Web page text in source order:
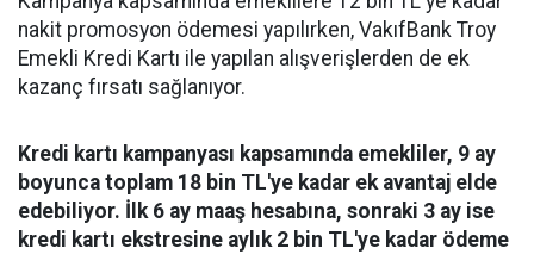
nakit promosyon ödemesi yapılırken, VakıfBank Troy
Emekli Kredi Kartı ile yapılan alışverişlerden de ek
kazanç fırsatı sağlanıyor.
Kredi kartı kampanyası kapsamında emekliler, 9 ay
boyunca toplam 18 bin TL'ye kadar ek avantaj elde
edebiliyor. İlk 6 ay maaş hesabına, sonraki 3 ay ise
kredi kartı ekstresine aylık 2 bin TL'ye kadar ödeme